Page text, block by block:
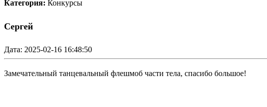
Категория: Конкурсы
Сергей
Дата: 2025-02-16 16:48:50
Замечательный танцевальный флешмоб части тела, спасибо большое!